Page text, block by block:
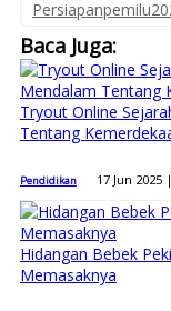
Baca Juga:
Tryout Online
Tentang
Pendidikan 17 Jun 2025 |
Hidangan Bebek
Memasaknya